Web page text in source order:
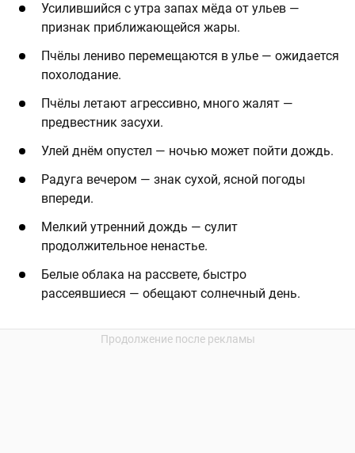
Усилившийся с утра запах мёда от ульев —
признак приближающейся жары.
Пчёлы лениво перемещаются в улье — ожидается
похолодание.
Пчёлы летают агрессивно, много жалят —
предвестник засухи.
Улей днём опустел — ночью может пойти дождь.
Радуга вечером — знак сухой, ясной погоды
впереди.
Мелкий утренний дождь — сулит
продолжительное ненастье.
Белые облака на рассвете, быстро
рассеявшиеся — обещают солнечный день.